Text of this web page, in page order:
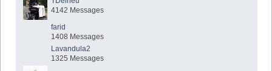
4142 Messages
farid
1408 Messages
Lavandula2
1325 Messages